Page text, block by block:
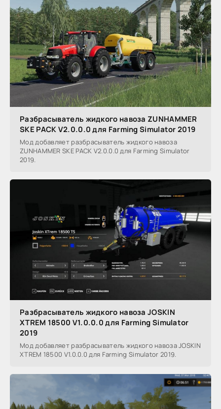
Разбрасыватель жидкого навоза ZUNHAMMER
SKE PACK V2.0.0.0 для Farming Simulator 2019
Мод добавляет разбрасыватель жидкого навоза
ZUNHAMMER SKE PACK V2.0.0.0 для Farming Simulator
2019.
Разбрасыватель жидкого навоза JOSKIN
XTREM 18500 V1.0.0.0 для Farming Simulator
2019
Мод добавляет разбрасыватель жидкого навоза JOSKIN
XTREM 18500 V1.0.0.0 для Farming Simulator 2019.